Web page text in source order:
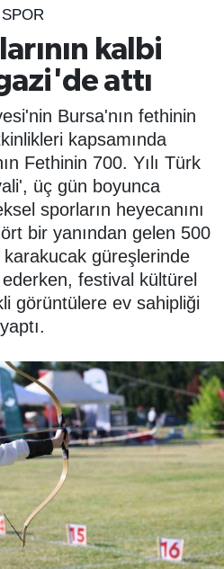
SPOR
kalbi
attı
Bursa'nın fethinin
kapsamında
Fethinin 700. Yılı Türk
üç gün boyunca
sporların heyecanını
bir yanından gelen 500
güreşlerinde
ederken, festival kültürel
görüntülere ev sahipliği
yaptı.